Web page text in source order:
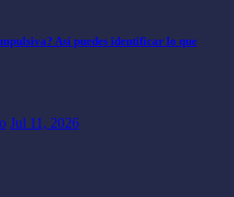
Así puedes identificar lo que
Jul 11, 2026